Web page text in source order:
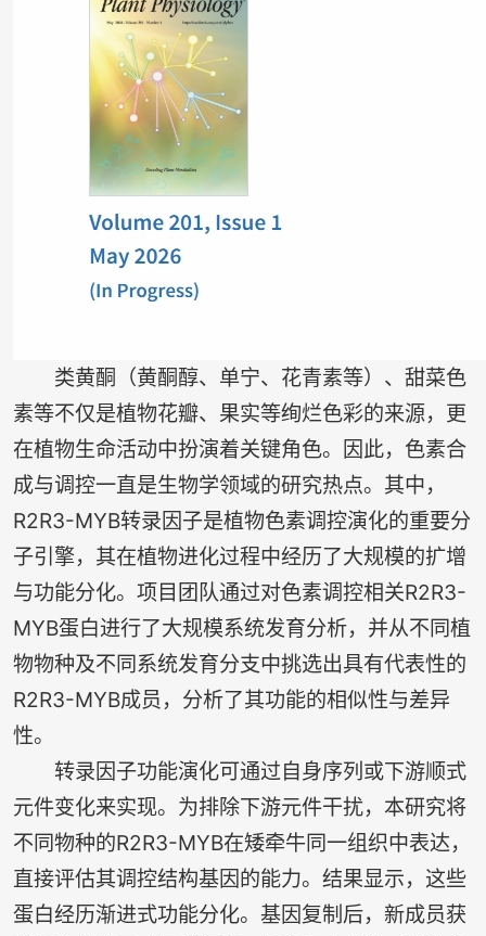
类黄酮（黄酮醇、单宁、花青素等）、甜菜色
素等不仅是植物花瓣、果实等绚烂色彩的来源，更
在植物生命活动中扮演着关键角色。因此，色素合
成与调控一直是生物学领域的研究热点。其中，
R2R3-MYB转录因子是植物色素调控演化的重要分
子引擎，其在植物进化过程中经历了大规模的扩增
与功能分化。项目团队通过对色素调控相关R2R3-
MYB蛋白进行了大规模系统发育分析，并从不同植
物物种及不同系统发育分支中挑选出具有代表性的
R2R3-MYB成员，分析了其功能的相似性与差异
性。
转录因子功能演化可通过自身序列或下游顺式
元件变化来实现。为排除下游元件干扰，本研究将
不同物种的R2R3-MYB在矮牵牛同一组织中表达，
直接评估其调控结构基因的能力。结果显示，这些
蛋白经历渐进式功能分化。基因复制后，新成员获